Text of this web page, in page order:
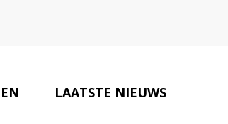
LAATSTE NIEUWS